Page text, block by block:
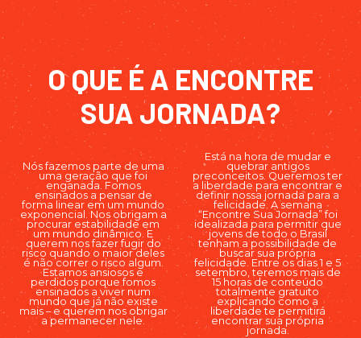
O QUE É A ENCONTRE
SUA JORNADA?
Nós fazemos parte de uma
uma geração que foi
enganada. Fomos
ensinados a pensar de
forma linear em um mundo
exponencial. Nos obrigam a
procurar estabilidade em
um mundo dinâmico. E
querem nos fazer fugir do
risco quando o maior deles
é não correr o risco algum.
Estamos ansiosos e
perdidos porque fomos
ensinados a viver num
mundo que já não existe
mais – e querem nos obrigar
a permanecer nele.
Está na hora de mudar e
quebrar antigos
preconceitos. Queremos ter
a liberdade para encontrar e
definir nossa jornada para a
felicidade. A semana
“Encontre Sua Jornada” foi
idealizada para permitir que
jovens de todo o Brasil
tenham a possibilidade de
buscar sua própria
felicidade. Entre os dias 1 e 5
setembro, teremos mais de
15 horas de conteúdo
totalmente gratuito
explicando como a
liberdade te permitirá
encontrar sua própria
jornada.